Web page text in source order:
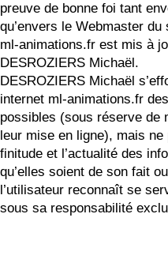
preuve de bonne foi tant
qu’envers le Webmaster
ml-animations.fr est mis à
DESROZIERS Michaël.
DESROZIERS Michaël
internet ml-animations.fr
possibles (sous réserve de
leur mise en ligne), mais
finitude et l’actualité des
qu’elles soient de son fait
l’utilisateur reconnaît se
sous sa responsabilité